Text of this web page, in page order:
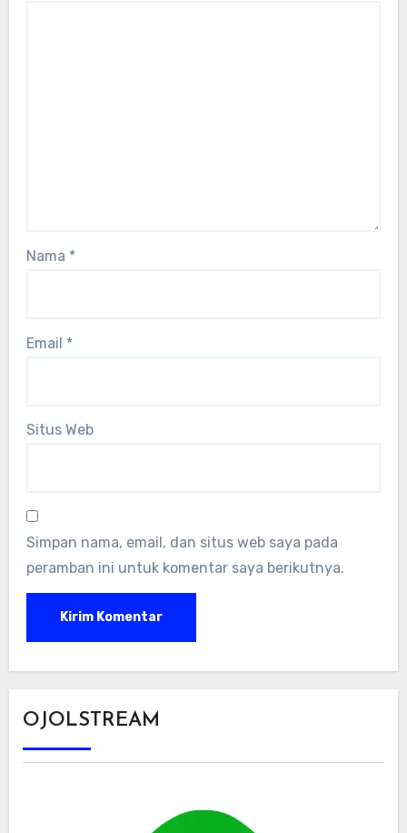
Nama *
Email *
Situs Web
Simpan nama, email, dan situs web saya pada
peramban ini untuk komentar saya berikutnya.
OJOLSTREAM